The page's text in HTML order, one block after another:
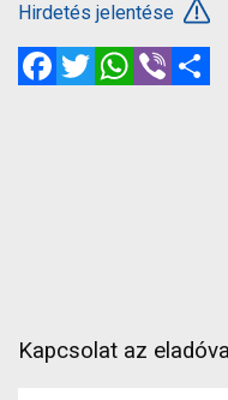
Hirdetés jelentése
FacebookTwitterWhatsApp
Viber
Kapcsolat az